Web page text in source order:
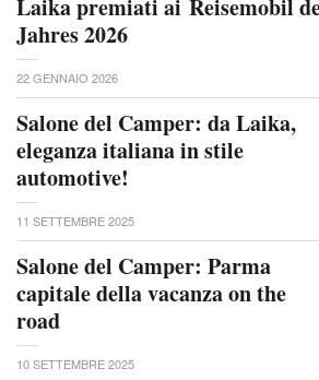
Laika premiati ai Reisemobil
Jahres 2026
22 GENNAIO 2026
Salone del Camper: da Laika,
eleganza italiana in stile
automotive!
11 SETTEMBRE 2025
Salone del Camper: Parma
capitale della vacanza on the
road
10 SETTEMBRE 2025